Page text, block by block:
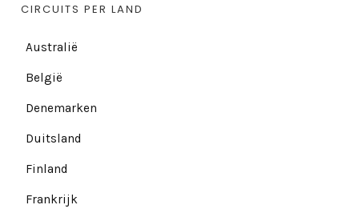
CIRCUITS PER LAND
Australië
België
Denemarken
Duitsland
Finland
Frankrijk